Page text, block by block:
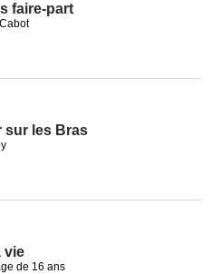
faire-part
sur les Bras
vie
de 16 ans